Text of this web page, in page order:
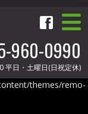
960-0990
平日・土曜日(日祝定休)
themes/remo-